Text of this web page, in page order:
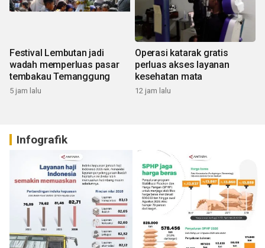
Festival Lembutan jadi
wadah memperluas pasar
tembakau Temanggung
5 jam lalu
Operasi katarak gratis
perluas akses layanan
kesehatan mata
12 jam lalu
Infografik